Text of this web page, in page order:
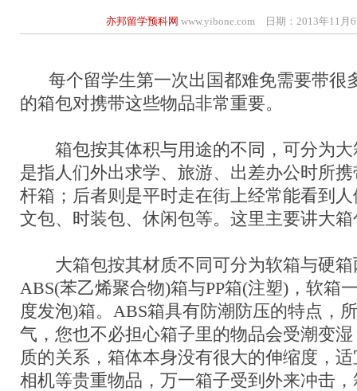
亦邦留学预科网 www.yibone.com 日期：2013年11
每个留学生第一次出国都难免需要带很
的箱包对携带这些物品非常重要。
箱包按其体积与用途的不同，可分为大
是指人们外出求学、旅游、出差办公时所
杆箱；后者则是平时走在街上经常能看到
文包、时装包、休闲包等。这里主要讲大箱
大箱包按其材质不同可分为软箱与硬箱
ABS(苯乙烯聚合物)箱与PP箱(注塑)，软箱
度发泡)箱。ABS箱具有防潮防压的特点，
气，您也不必担心箱子里的物品会受潮变
质的关系，箱体本身没有很大的伸缩度，
相机等贵重物品，万一箱子受到外来冲击